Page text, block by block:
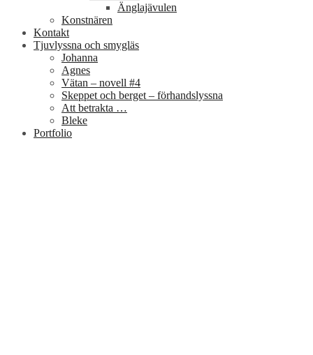
Änglajävulen
Konstnären
Kontakt
Tjuvlyssna och smygläs
Johanna
Agnes
Vätan – novell #4
Skeppet och berget – förhandslyssna
Att betrakta …
Bleke
Portfolio